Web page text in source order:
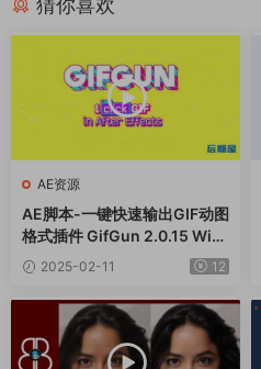
猜你喜欢
AE资源
AE脚本-一键快速输出GIF动图
格式插件 GifGun 2.0.15 Win/
Mac2025-02-11 12